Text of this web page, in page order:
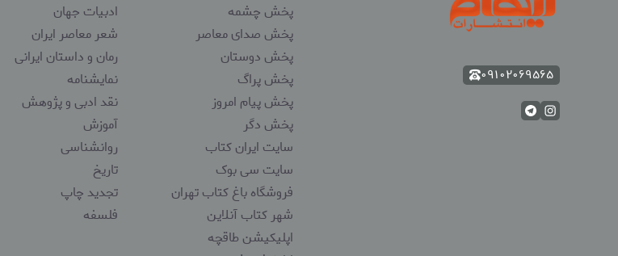
۰۹۱۰۲۰۶۹۵۶۵
پخش چشمه
پخش صدای معاصر
پخش دوستان
پخش پراگ
پخش پیام امروز
پخش دگر
سایت ایران کتاب
سایت سی بوک
فروشگاه باغ کتاب تهران
شهر کتاب آنلاین
اپلیکیشن طاقچه
ادبیات جهان
شعر معاصر ایران
رمان و داستان ایرانی
نمایشنامه
نقد ادبی و پژوهش
آموزش
روانشناسی
تاریخ
تجدید چاپ
فلسفه